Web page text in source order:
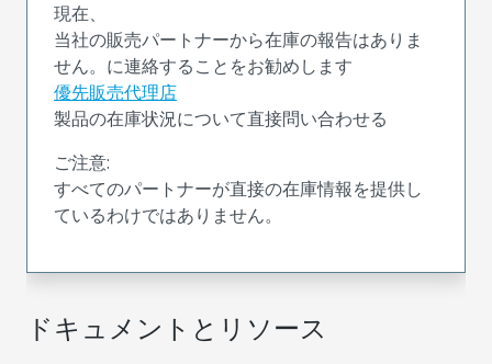
ドキュメントとリソース
現在、
当社の販売パートナーから在庫の報告はありま
せん。に連絡することをお勧めします
優先販売代理店
製品の在庫状況について直接問い合わせる
ご注意:
すべてのパートナーが直接の在庫情報を提供し
ているわけではありません。